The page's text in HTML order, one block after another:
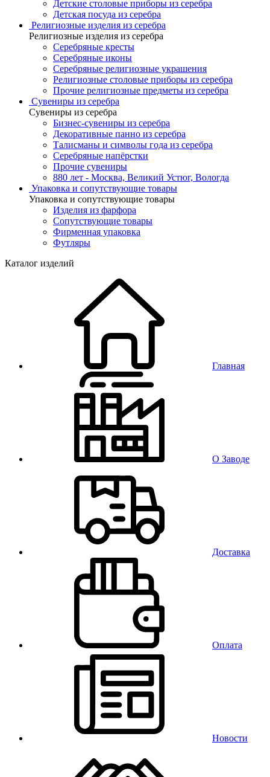
Детские столовые приборы из серебра
Детская посуда из серебра
Религиозные изделия из серебра
Религиозные изделия из серебра
Серебряные кресты
Серебряные иконы
Серебряные религиозные украшения
Религиозные столовые приборы из серебра
Прочие религиозные предметы из серебра
Сувениры из серебра
Сувениры из серебра
Бизнес-сувениры из серебра
Декоративные панно из серебра
Талисманы и символы года из серебра
Серебряные напёрстки
Прочие сувениры
880 лет - Москва, Великий Устюг, Вологда
Упаковка и сопутствующие товары
Упаковка и сопутствующие товары
Изделия из фарфора
Сопутствующие товары
Фирменная упаковка
Футляры
Каталог изделий
Главная
О Заводе
Доставка
Оплата
Новости